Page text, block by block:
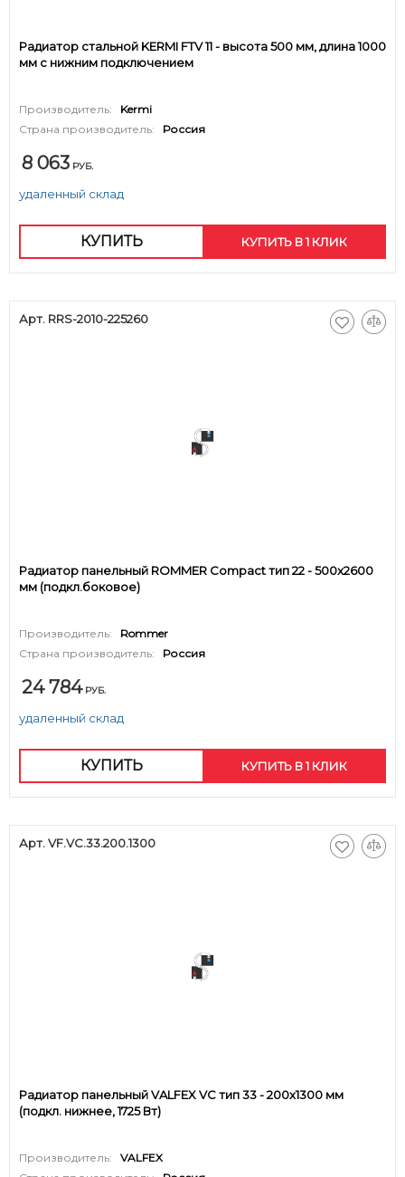
Радиатор стальной KERMI FTV 11 - высота 500 мм, длина 1000
мм с нижним подключением
Производитель:
Kermi
Страна производитель:
Россия
8 063 РУБ.
удаленный склад
КУПИТЬ КУПИТЬ В 1 КЛИК
Арт. RRS-2010-225260
Радиатор панельный ROMMER Compact тип 22 - 500x2600
мм (подкл.боковое)
Производитель:
Rommer
Страна производитель:
Россия
24 784 РУБ.
удаленный склад
КУПИТЬ КУПИТЬ В 1 КЛИК
Арт. VF.VC.33.200.1300
Радиатор панельный VALFEX VC тип 33 - 200x1300 мм
(подкл. нижнее, 1725 Вт)
Производитель:
VALFEX